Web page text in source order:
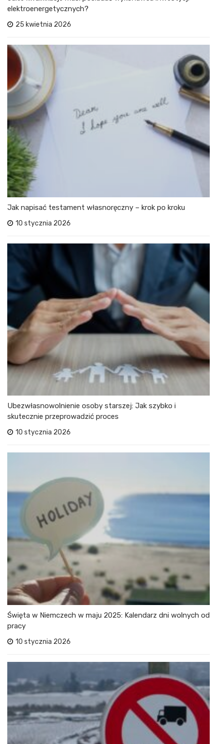
elektroenergetycznych?
25 kwietnia 2026
Jak napisać testament własnoręczny – krok po kroku
10 stycznia 2026
Ubezwłasnowolnienie osoby starszej: Jak szybko i
skutecznie przeprowadzić proces
10 stycznia 2026
Święta w Niemczech w maju 2025: Kalendarz dni wolnych od
pracy
10 stycznia 2026